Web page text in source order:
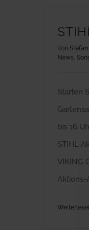
Von
News,
Starten
bis 16
STIHL
VIKING
Aktions-